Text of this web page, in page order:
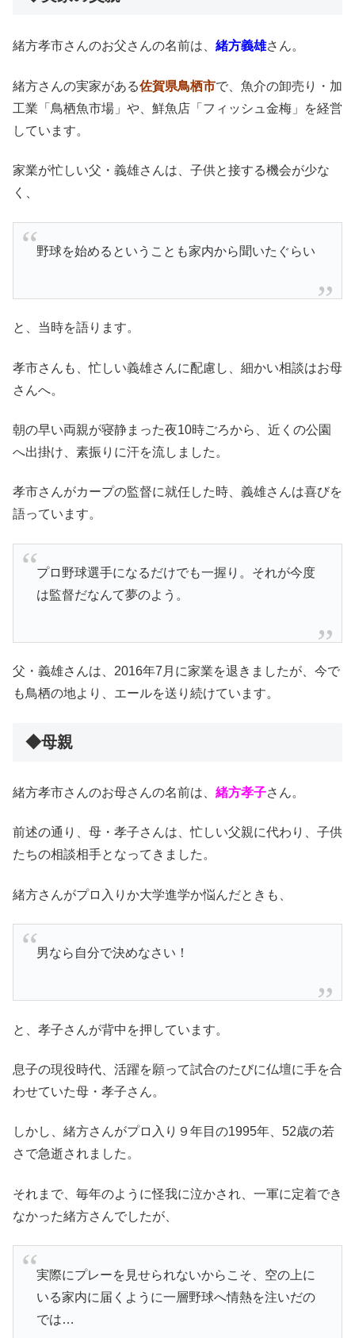
緒方孝市さんのお父さんの名前は、 緒方義雄さん。
緒方さんの実家がある佐賀県鳥栖市で、魚介の卸売り・加
工業「鳥栖魚市場」や、鮮魚店「フィッシュ金梅」を経営
しています。
家業が忙しい父・義雄さんは、子供と接する機会が少な
く、
野球を始めるということも家内から聞いたぐらい
と、当時を語ります。
孝市さんも、忙しい義雄さんに配慮し、細かい相談はお母
さんへ。
朝の早い両親が寝静まった夜10時ごろから、近くの公園
へ出掛け、素振りに汗を流しました。
孝市さんがカープの監督に就任した時、義雄さんは喜びを
語っています。
プロ野球選手になるだけでも一握り。それが今度
は監督だなんて夢のよう。
父・義雄さんは、2016年7月に家業を退きましたが、今で
も鳥栖の地より、エールを送り続けています。
◆母親
緒方孝市さんのお母さんの名前は、 緒方孝子さん。
前述の通り、母・孝子さんは、忙しい父親に代わり、子供
たちの相談相手となってきました。
緒方さんがプロ入りか大学進学か悩んだときも、
男なら自分で決めなさい！
と、孝子さんが背中を押しています。
息子の現役時代、活躍を願って試合のたびに仏壇に手を合
わせていた母・孝子さん。
しかし、緒方さんがプロ入り９年目の1995年、52歳の若
さで急逝されました。
それまで、毎年のように怪我に泣かされ、一軍に定着でき
なかった緒方さんでしたが、
実際にプレーを見せられないからこそ、空の上に
いる家内に届くように一層野球へ情熱を注いだの
では…